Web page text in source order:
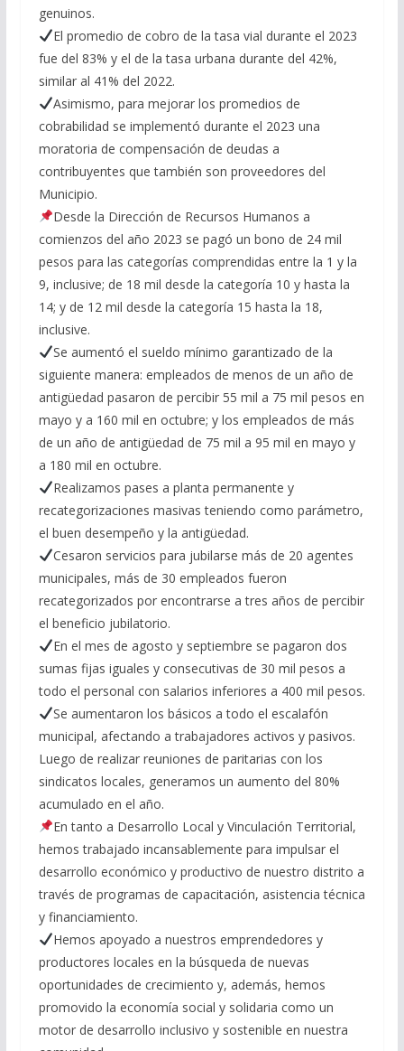
genuinos.
El promedio de cobro de la tasa vial durante el 2023
fue del 83% y el de la tasa urbana durante del 42%,
similar al 41% del 2022.
Asimismo, para mejorar los promedios de
cobrabilidad se implementó durante el 2023 una
moratoria de compensación de deudas a
contribuyentes que también son proveedores del
Municipio.
Desde la Dirección de Recursos Humanos a
comienzos del año 2023 se pagó un bono de 24 mil
pesos para las categorías comprendidas entre la 1 y la
9, inclusive; de 18 mil desde la categoría 10 y hasta la
14; y de 12 mil desde la categoría 15 hasta la 18,
inclusive.
Se aumentó el sueldo mínimo garantizado de la
siguiente manera: empleados de menos de un año de
antigüedad pasaron de percibir 55 mil a 75 mil pesos en
mayo y a 160 mil en octubre; y los empleados de más
de un año de antigüedad de 75 mil a 95 mil en mayo y
a 180 mil en octubre.
Realizamos pases a planta permanente y
recategorizaciones masivas teniendo como parámetro,
el buen desempeño y la antigüedad.
Cesaron servicios para jubilarse más de 20 agentes
municipales, más de 30 empleados fueron
recategorizados por encontrarse a tres años de percibir
el beneficio jubilatorio.
En el mes de agosto y septiembre se pagaron dos
sumas fijas iguales y consecutivas de 30 mil pesos a
todo el personal con salarios inferiores a 400 mil pesos.
Se aumentaron los básicos a todo el escalafón
municipal, afectando a trabajadores activos y pasivos.
Luego de realizar reuniones de paritarias con los
sindicatos locales, generamos un aumento del 80%
acumulado en el año.
En tanto a Desarrollo Local y Vinculación Territorial,
hemos trabajado incansablemente para impulsar el
desarrollo económico y productivo de nuestro distrito a
través de programas de capacitación, asistencia técnica
y financiamiento.
Hemos apoyado a nuestros emprendedores y
productores locales en la búsqueda de nuevas
oportunidades de crecimiento y, además, hemos
promovido la economía social y solidaria como un
motor de desarrollo inclusivo y sostenible en nuestra